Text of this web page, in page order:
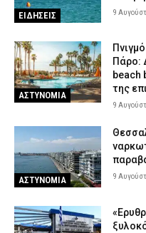
ΕΙΔΗΣΕΙΣ 8 Αυγούστου 2026 21:12
Προϊστάμενος της
ΣΩΜΑΤΑ ΑΣΦΑΛΕΙΑΣ 8
Νέα Φιλαδέλφεια: ΑΕΚ και
Μιχάλη Κατσουρή, τρία
ΕΙΔΗΣΕΙΣ 9
ΑΣΤΥΝΟΜΙΑ
Πάρο:
beach
της
9
ΑΣΤΥΝΟΜΙΑ 9